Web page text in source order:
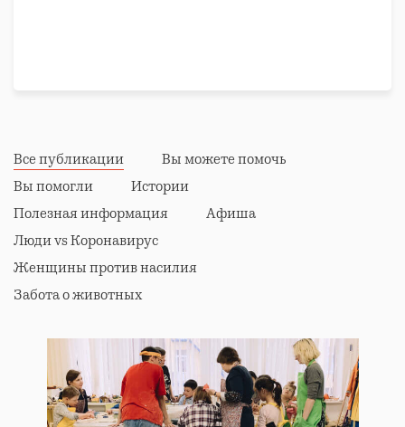
Все публикации
Вы можете помочь
Вы помогли
Истории
Полезная информация
Афиша
Люди vs Коронавирус
Женщины против насилия
Забота о животных